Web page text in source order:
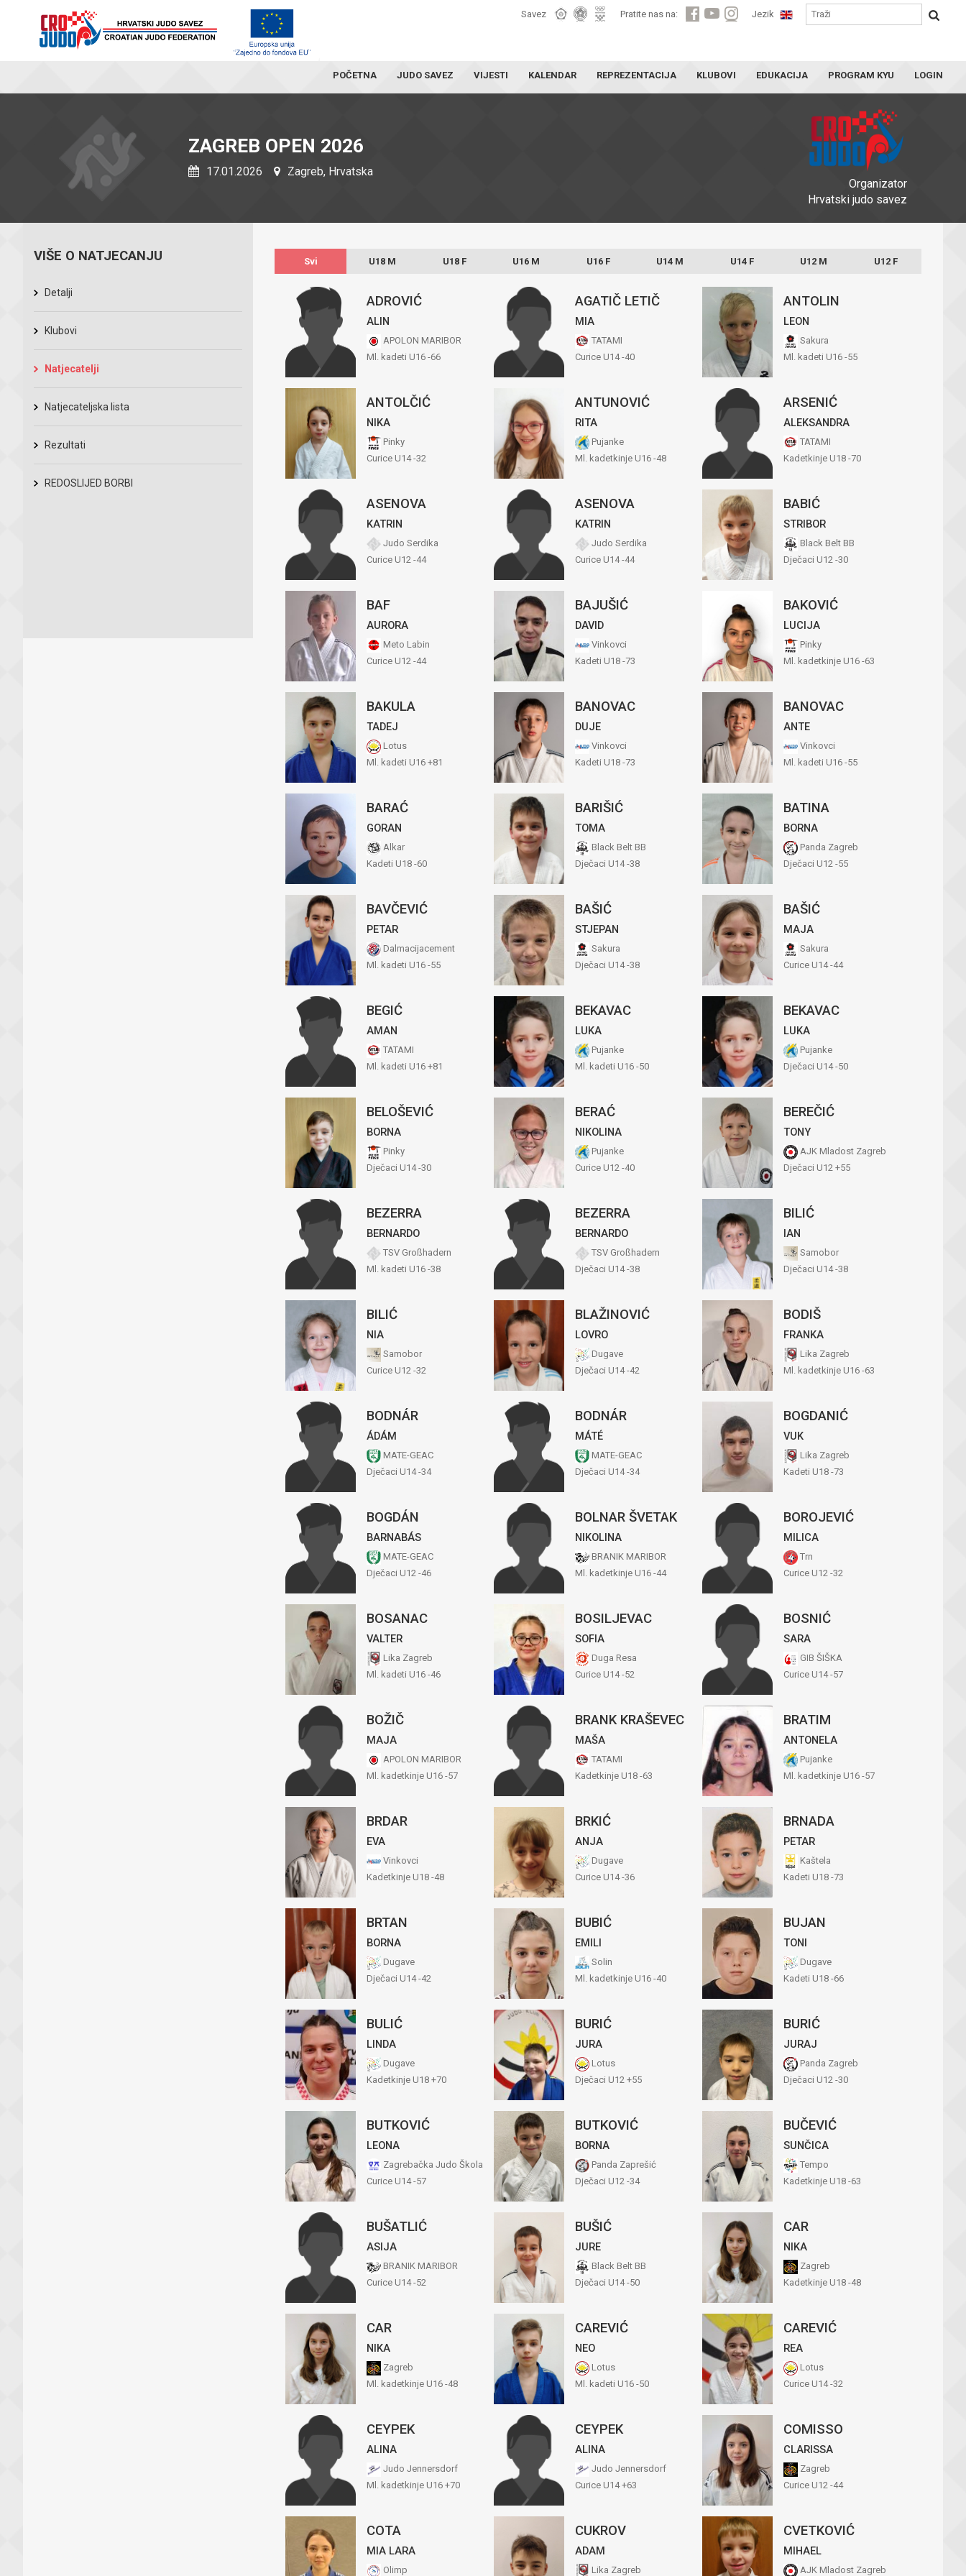
Savez Pratite nas na: Jezik
POČETNA JUDO SAVEZ VIJESTI KALENDAR REPREZENTACIJA KLUBOVI EDUKACIJA PROGRAM KYU LOGIN
Organizator
Hrvatski judo savez
ZAGREB OPEN 2026
17.01.2026 Zagreb, Hrvatska
VIŠE O NATJECANJU
Detalji
Klubovi
Natjecatelji
Natjecateljska lista
Rezultati
REDOSLIJED BORBI
Svi U18 M U18 F U16 M U16 F U14 M U14 F U12 M U12 F
ADROVIĆ
ALIN
APOLON MARIBOR
Ml. kadeti U16 -66
AGATIČ LETIČ
MIA
TATAMI
Curice U14 -40
ANTOLIN
LEON
Sakura
Ml. kadeti U16 -55
ANTOLČIĆ
NIKA
Pinky
Curice U14 -32
ANTUNOVIĆ
RITA
Pujanke
Ml. kadetkinje U16 -48
ARSENIĆ
ALEKSANDRA
TATAMI
Kadetkinje U18 -70
ASENOVA
KATRIN
Judo Serdika
Curice U12 -44
ASENOVA
KATRIN
Judo Serdika
Curice U14 -44
BABIĆ
STRIBOR
Black Belt BB
Dječaci U12 -30
BAF
AURORA
Meto Labin
Curice U12 -44
BAJUŠIĆ
DAVID
Vinkovci
Kadeti U18 -73
BAKOVIĆ
LUCIJA
Pinky
Ml. kadetkinje U16 -63
BAKULA
TADEJ
Lotus
Ml. kadeti U16 +81
BANOVAC
DUJE
Vinkovci
Kadeti U18 -73
BANOVAC
ANTE
Vinkovci
Ml. kadeti U16 -55
BARAĆ
GORAN
Alkar
Kadeti U18 -60
BARIŠIĆ
TOMA
Black Belt BB
Dječaci U14 -38
BATINA
BORNA
Panda Zagreb
Dječaci U12 -55
BAVČEVIĆ
PETAR
Dalmacijacement
Ml. kadeti U16 -55
BAŠIĆ
STJEPAN
Sakura
Dječaci U14 -38
BAŠIĆ
MAJA
Sakura
Curice U14 -44
BEGIĆ
AMAN
TATAMI
Ml. kadeti U16 +81
BEKAVAC
LUKA
Pujanke
Ml. kadeti U16 -50
BEKAVAC
LUKA
Pujanke
Dječaci U14 -50
BELOŠEVIĆ
BORNA
Pinky
Dječaci U14 -30
BERAĆ
NIKOLINA
Pujanke
Curice U12 -40
BEREČIĆ
TONY
AJK Mladost Zagreb
Dječaci U12 +55
BEZERRA
BERNARDO
TSV Großhadern
Ml. kadeti U16 -38
BEZERRA
BERNARDO
TSV Großhadern
Dječaci U14 -38
BILIĆ
IAN
Samobor
Dječaci U14 -38
BILIĆ
NIA
Samobor
Curice U12 -32
BLAŽINOVIĆ
LOVRO
Dugave
Dječaci U14 -42
BODIŠ
FRANKA
Lika Zagreb
Ml. kadetkinje U16 -63
BODNÁR
ÁDÁM
MATE-GEAC
Dječaci U14 -34
BODNÁR
MÁTÉ
MATE-GEAC
Dječaci U14 -34
BOGDANIĆ
VUK
Lika Zagreb
Kadeti U18 -73
BOGDÁN
BARNABÁS
MATE-GEAC
Dječaci U12 -46
BOLNAR ŠVETAK
NIKOLINA
BRANIK MARIBOR
Ml. kadetkinje U16 -44
BOROJEVIĆ
MILICA
Trn
Curice U12 -32
BOSANAC
VALTER
Lika Zagreb
Ml. kadeti U16 -46
BOSILJEVAC
SOFIA
Duga Resa
Curice U14 -52
BOSNIĆ
SARA
GIB ŠIŠKA
Curice U14 -57
BOŽIČ
MAJA
APOLON MARIBOR
Ml. kadetkinje U16 -57
BRANK KRAŠEVEC
MAŠA
TATAMI
Kadetkinje U18 -63
BRATIM
ANTONELA
Pujanke
Ml. kadetkinje U16 -57
BRDAR
EVA
Vinkovci
Kadetkinje U18 -48
BRKIĆ
ANJA
Dugave
Curice U14 -36
BRNADA
PETAR
Kaštela
Kadeti U18 -73
BRTAN
BORNA
Dugave
Dječaci U14 -42
BUBIĆ
EMILI
Solin
Ml. kadetkinje U16 -40
BUJAN
TONI
Dugave
Kadeti U18 -66
BULIĆ
LINDA
Dugave
Kadetkinje U18 +70
BURIĆ
JURA
Lotus
Dječaci U12 +55
BURIĆ
JURAJ
Panda Zagreb
Dječaci U12 -30
BUTKOVIĆ
LEONA
Zagrebačka Judo Škola
Curice U14 -57
BUTKOVIĆ
BORNA
Panda Zaprešić
Dječaci U12 -34
BUČEVIĆ
SUNČICA
Tempo
Kadetkinje U18 -63
BUŠATLIĆ
ASIJA
BRANIK MARIBOR
Curice U14 -52
BUŠIĆ
JURE
Black Belt BB
Dječaci U14 -50
CAR
NIKA
Zagreb
Kadetkinje U18 -48
CAR
NIKA
Zagreb
Ml. kadetkinje U16 -48
CAREVIĆ
NEO
Lotus
Ml. kadeti U16 -50
CAREVIĆ
REA
Lotus
Curice U14 -32
CEYPEK
ALINA
Judo Jennersdorf
Ml. kadetkinje U16 +70
CEYPEK
ALINA
Judo Jennersdorf
Curice U14 +63
COMISSO
CLARISSA
Zagreb
Curice U12 -44
COTA
MIA LARA
Olimp
CUKROV
ADAM
Lika Zagreb
CVETKOVIĆ
MIHAEL
AJK Mladost Zagreb